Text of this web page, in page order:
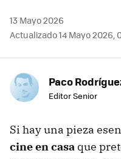
13 Mayo 2026
Actualizado 14 Mayo 2026,
Paco
Editor Senior
Si hay una pieza
cine en casa que